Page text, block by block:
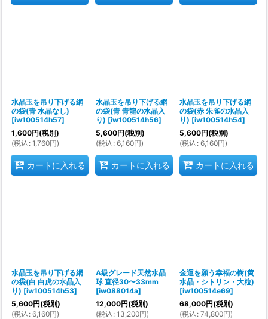
水晶玉を吊り下げる網
の袋(青 水晶なし)
[iw100514h57]
1,600円(税別)
(税込 : 1,760円)
カートに入れる
水晶玉を吊り下げる網
の袋(青 青龍の水晶入
り) [iw100514h56]
5,600円(税別)
(税込 : 6,160円)
カートに入れる
水晶玉を吊り下げる網
の袋(赤 朱雀の水晶入
り) [iw100514h54]
5,600円(税別)
(税込 : 6,160円)
カートに入れる
水晶玉を吊り下げる網
の袋(白 白虎の水晶入
り) [iw100514h53]
5,600円(税別)
(税込 : 6,160円)
A級グレード天然水晶
球 直径30〜33mm
[iw088014a]
12,000円(税別)
(税込 : 13,200円)
金運を願う幸福の樹(黄
水晶・シトリン・大粒)
[iw100514e69]
68,000円(税別)
(税込 : 74,800円)